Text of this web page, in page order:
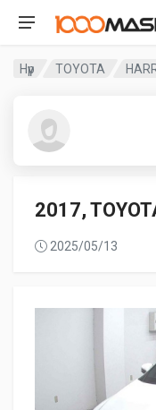
Нүүр TOYOTA
2017,
2025/05/13